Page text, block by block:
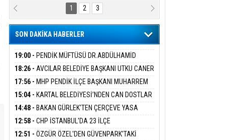
Karanlık DNA Kuşaklararası
Şiddetin Biyolojik Faturası
Şiyar Adıyaman
Ben Bu Sahaya Sığmazam
Hasan Ali Çölük
Bir Satırın İçindeki İnsan
Ezgi Kılıç
SİVAS: ATEŞE ATILAN VİCDAN
1 2 3
SON DAKİKA HABERLER
19:00 - PENDİK MÜFTÜSÜ DR.ABDÜLHAMİD
PEHLİVAN BASIN MENSUPLARINI AĞIRLADI
18:26 - AVCILAR BELEDİYE BAŞKANI UTKU CANER
ÇANKAYA HAKKINDA TAHLİYE KARARI
17:56 - MHP PENDİK İLÇE BAŞKANI MUHARREM
KIR KARTAL ORDULULAR DERNEĞİ HEYETİNİ
AĞIRLADI
15:04 - KARTAL BELEDİYESİ’NDEN CAN DOSTLAR
İÇİN DEV YATIRIM!
14:48 - BAKAN GÜRLEK'TEN ÇERÇEVE YASA
AÇIKLAMASI:''KIRMIZI ÇİZGİMİZ ŞEHİT AİLELERİ
VE GAZİLERİMİZİN HASSASİYETİDİR''
12:58 - CHP İSTANBUL'DA 23 İLÇE
BAŞKANLIĞI'NDA ATAMALAR GERÇEKLEŞTİ
12:51 - ÖZGÜR ÖZEL'DEN GÜVENPARK'TAKİ